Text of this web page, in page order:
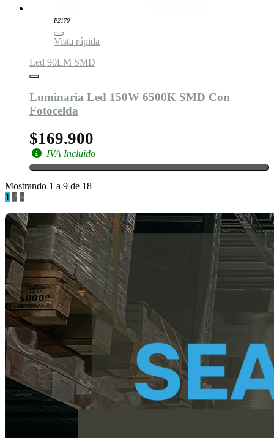
P2170
Vista rápida
Led 90LM SMD
Luminaria Led 150W 6500K SMD Con
Fotocelda
$169.900
IVA Incluido
Mostrando 1 a 9 de 18
1 2 »